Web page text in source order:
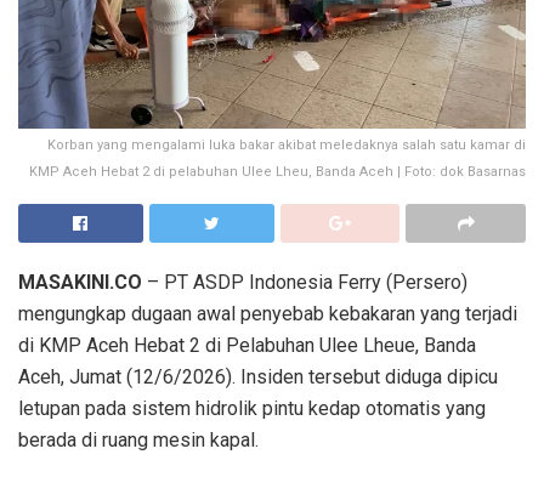
Korban yang mengalami luka bakar akibat meledaknya salah satu kamar di
KMP Aceh Hebat 2 di pelabuhan Ulee Lheu, Banda Aceh | Foto: dok Basarnas
MASAKINI.CO – PT ASDP Indonesia Ferry (Persero)
mengungkap dugaan awal penyebab kebakaran yang terjadi
di KMP Aceh Hebat 2 di Pelabuhan Ulee Lheue, Banda
Aceh, Jumat (12/6/2026). Insiden tersebut diduga dipicu
letupan pada sistem hidrolik pintu kedap otomatis yang
berada di ruang mesin kapal.